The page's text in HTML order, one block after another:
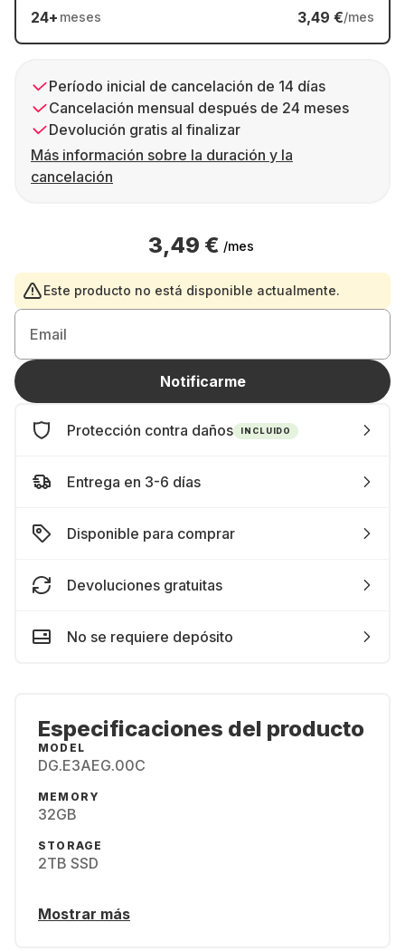
24+ meses 3,49 €/mes
Período inicial de cancelación de 14 días
Cancelación mensual después de 24 meses
Devolución gratis al finalizar
Más información sobre la duración y la
cancelación
3,49 € /mes
Este producto no está disponible actualmente.
Email
Notificarme
Protección contra daños INCLUIDO
Entrega en 3-6 días
Disponible para comprar
Devoluciones gratuitas
No se requiere depósito
Especificaciones del producto
MODEL
DG.E3AEG.00C
MEMORY
32GB
STORAGE
2TB SSD
Mostrar más